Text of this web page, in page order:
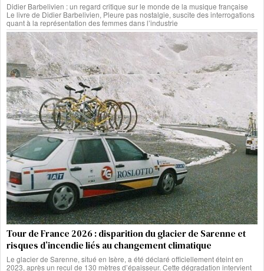
Didier Barbelivien : un regard critique sur le monde de la musique française
Le livre de Didier Barbelivien, Pleure pas nostalgie, suscite des interrogations
quant à la représentation des femmes dans l’industrie
Tour de France 2026 : disparition du glacier de Sarenne et
risques d’incendie liés au changement climatique
Le glacier de Sarenne, situé en Isère, a été déclaré officiellement éteint en
2023, après un recul de 130 mètres d’épaisseur. Cette dégradation intervient